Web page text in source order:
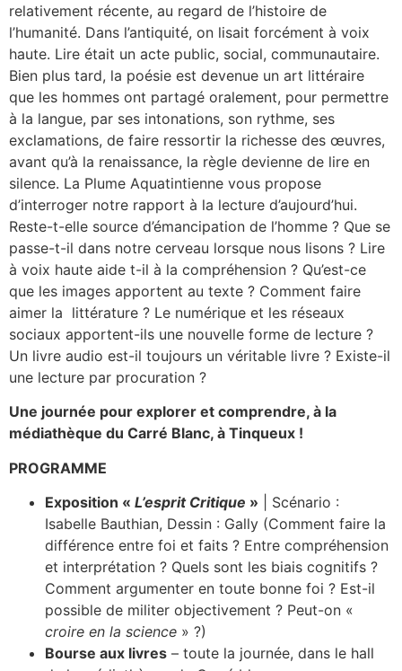
relativement récente, au regard de l’histoire de
l’humanité. Dans l’antiquité, on lisait forcément à voix
haute. Lire était un acte public, social, communautaire.
Bien plus tard, la poésie est devenue un art littéraire
que les hommes ont partagé oralement, pour permettre
à la langue, par ses intonations, son rythme, ses
exclamations, de faire ressortir la richesse des œuvres,
avant qu’à la renaissance, la règle devienne de lire en
silence. La Plume Aquatintienne vous propose
d’interroger notre rapport à la lecture d’aujourd’hui.
Reste-t-elle source d’émancipation de l’homme ? Que se
passe-t-il dans notre cerveau lorsque nous lisons ? Lire
à voix haute aide t-il à la compréhension ? Qu’est-ce
que les images apportent au texte ? Comment faire
aimer la littérature ? Le numérique et les réseaux
sociaux apportent-ils une nouvelle forme de lecture ?
Un livre audio est-il toujours un véritable livre ? Existe-il
une lecture par procuration ?
Une journée pour explorer et comprendre, à la
médiathèque du Carré Blanc, à Tinqueux !
PROGRAMME
Exposition « L’esprit Critique » | Scénario :
Isabelle Bauthian, Dessin : Gally (Comment faire la
différence entre foi et faits ? Entre compréhension
et interprétation ? Quels sont les biais cognitifs ?
Comment argumenter en toute bonne foi ? Est-il
possible de militer objectivement ? Peut-on «
croire en la science » ?)
Bourse aux livres – toute la journée, dans le hall